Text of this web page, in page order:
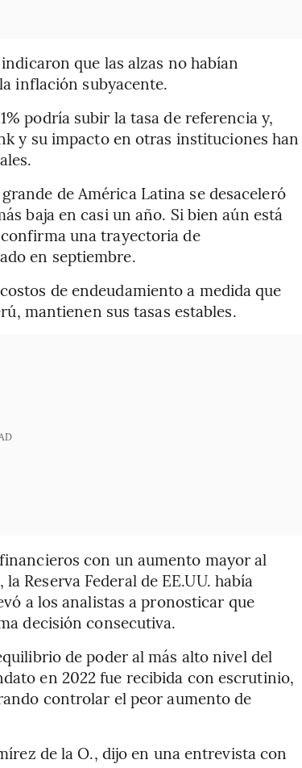
que las alzas no habían
inflación subyacente.
podría subir la tasa de referencia y,
y su impacto en otras instituciones han
de América Latina se desaceleró
baja en casi un año. Si bien aún está
una trayectoria de
en septiembre.
de endeudamiento a medida que
mantienen sus tasas estables.
con un aumento mayor al
Reserva Federal de EE.UU. había
a los analistas a pronosticar que
decisión consecutiva.
de poder al más alto nivel del
en 2022 fue recibida con escrutinio,
controlar el peor aumento de
de la O., dijo en una entrevista con